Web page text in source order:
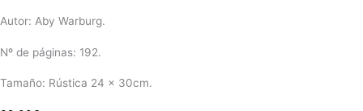
Autor: Aby Warburg.
Nº de páginas: 192.
Tamaño: Rústica 24 x 30cm.